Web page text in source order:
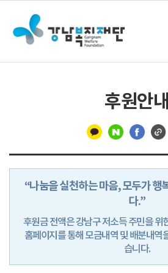
후원안내
선“나눔을 실천하는 마음, 모두가 행
다.”
후원금 전액은 강남구 저소득 주민을 위
홈페이지를 통해 모금내역 및 배분내역
습니다.